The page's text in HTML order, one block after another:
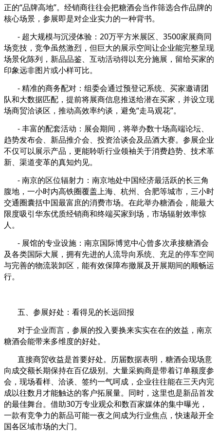
正的“品牌高地”。经销商往往会把糖酒会当作筛选合作品牌的
核心场景，参展即是对企业实力的一种背书。
- 超大规模与沉浸体验：20万平方米展区、3500家展商同
场竞技，竞争虽然激烈，但巨大的展示空间让企业能完整呈现
场景化陈列，新品品鉴、互动活动得以充分施展，留给买家的
印象远非图片或小样可比。
- 精准的商务配对：组委会通过预登记系统、买家邀请团
队和大数据匹配，提前将展商信息推送给潜在买家，并设立现
场商贸洽谈区，推动高效率约谈，避免“走马观花”。
- 丰富的配套活动：展会期间，将举办数十场高端论坛、
趋势发布会、新品推介会、投资洽谈会及品酒大赛。参展企业
不仅可以展示产品，更能聆听行业领袖关于消费趋势、技术革
新、渠道变革的真知灼见。
- 南京的区位辐射力：南京地处中国经济最活跃的长三角
腹地，一小时内高铁圈覆盖上海、杭州、合肥等城市，三小时
交通圈囊括中国最富庶的消费市场。在此举办糖酒会，能最大
限度吸引华东优质经销商和终端买家到场，市场辐射效率惊
人。
- 展馆的专业设施：南京国际博览中心曾多次承接糖酒会
及各类国际大展，拥有先进的人流导向系统、充足的停车空间
与完善的物流装卸区，能有效保障布撤展及开展期间的顺畅运
行。
五、参展好处：看得见的长远回报
对于企业而言，参展的投入要换来实实在在的效益，南京
糖酒会能带来多维度的好处。
直接商贸收益是首要好处。历届数据表明，糖酒会现场意
向成交额长期保持在百亿级别。大量采购商是带着订单额度参
会，现场看样、洽谈、签约一气呵成，企业往往能在三天内完
成以往数月才能触达的客户拓展量。同时，这里也是新品首发
的最佳舞台。借助30万专业观众和数百家媒体的集中曝光，
一款有竞争力的新品可能一夜之间成为行业焦点，快速敲开全
国各区域市场的大门。